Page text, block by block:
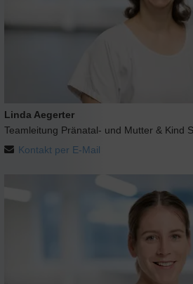
Linda Aegerter
Teamleitung Pränatal- und Mutter & Kind
Kontakt per E-Mail